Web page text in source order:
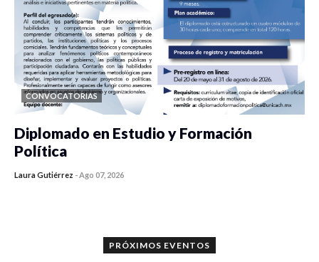
CONVOCATORIAS
Diplomado en Estudio y Formación
Política
Laura Gutiérrez - Ago 07, 2026
PRÓXIMOS EVENTOS